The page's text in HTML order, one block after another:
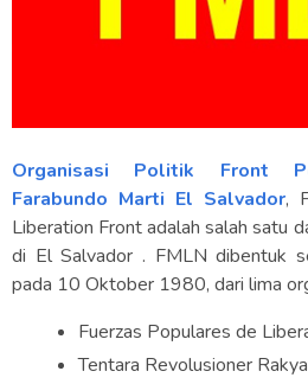
Organisasi Politik Front
Farabundo Marti El Salvador,
Liberation Front adalah salah satu
di El Salvador . FMLN dibentuk
pada 10 Oktober 1980, dari lima
Fuerzas Populares de
Tentara Revolusioner